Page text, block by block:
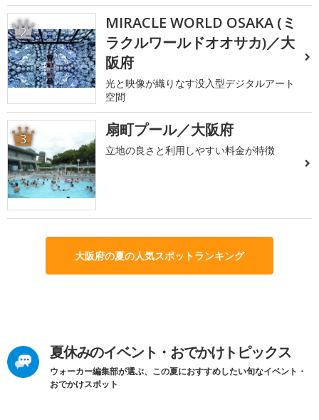
2
MIRACLE WORLD OSAKA (ミ
ラクルワールドオオサカ)／大
阪府
光と映像が織りなす没入型デジタルアート
空間
3 扇町プール／大阪府
立地の良さと利用しやすい料金が特徴
大阪府の夏の人気スポットランキング
夏休みのイベント・おでかけトピックス
ウォーカー編集部が選ぶ、この夏におすすめしたい旬なイベント・
おでかけスポット